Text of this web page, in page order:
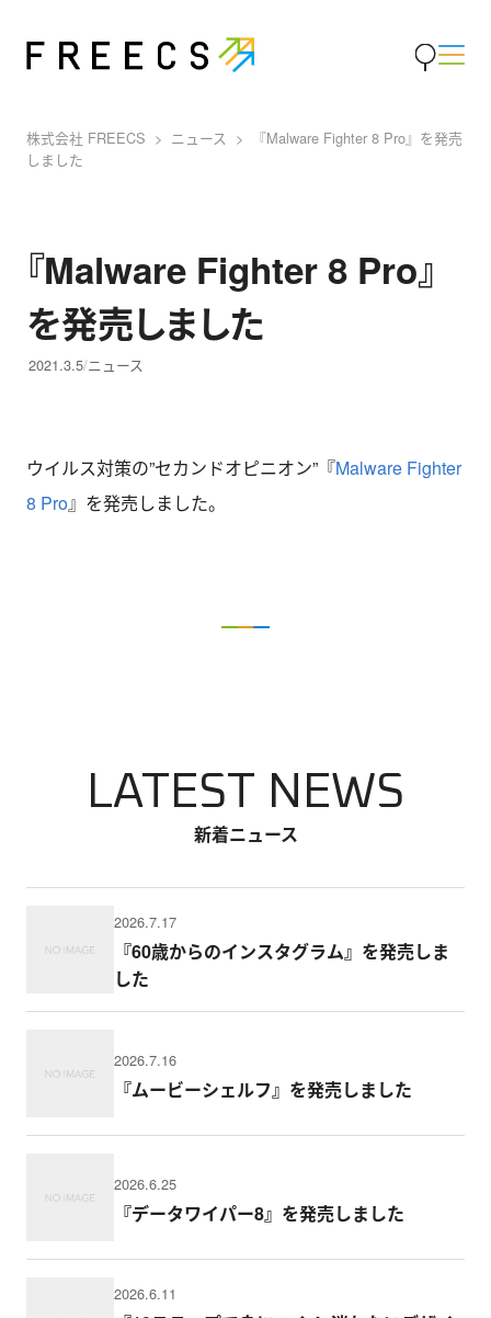
株式会社 FREECS ニュース
『Malware Fighter 8 Pro』を発売
しました
『Malware Fighter 8 Pro』
を発売しました
2021.3.5 ニュース
ウイルス対策の”セカンドオピニオン”『Malware Fighter
8 Pro』を発売しました。
新着ニュース
LATEST NEWS
2026.7.17
『60歳からのインスタグラム』を発売しま
した
2026.7.16
『ムービーシェルフ』を発売しました
2026.6.25
『データワイパー8』を発売しました
2026.6.11